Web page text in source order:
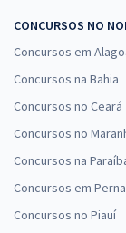
CONCURSOS NO
Concursos em
Concursos na Bahia
Concursos no Ceará
Concursos no
Concursos na
Concursos em
Concursos no Piauí